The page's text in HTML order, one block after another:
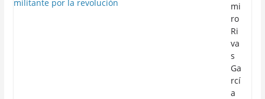
mi
ro
Ri
va
s
Ga
rcí
a